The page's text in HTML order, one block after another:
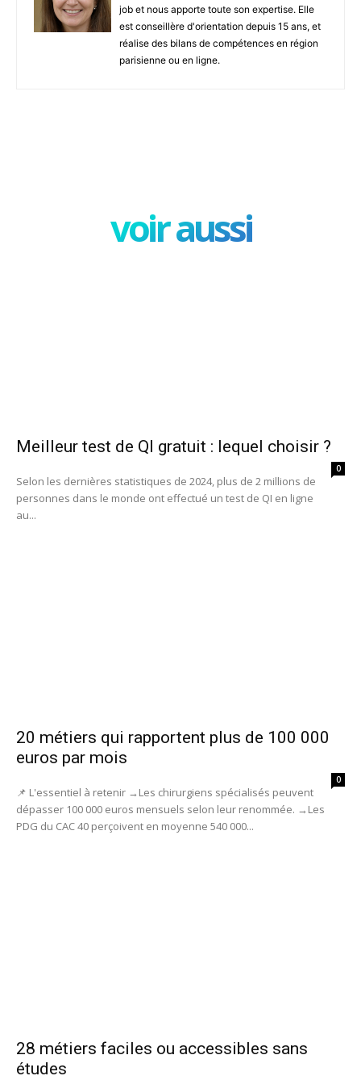
job et nous apporte toute son expertise. Elle
est conseillère d'orientation depuis 15 ans, et
réalise des bilans de compétences en région
parisienne ou en ligne.
voir aussi
Meilleur test de QI gratuit : lequel choisir ?
0
Selon les dernières statistiques de 2024, plus de 2 millions de
personnes dans le monde ont effectué un test de QI en ligne
au...
20 métiers qui rapportent plus de 100 000
euros par mois
0
📌 L'essentiel à retenir →Les chirurgiens spécialisés peuvent
dépasser 100 000 euros mensuels selon leur renommée. →Les
PDG du CAC 40 perçoivent en moyenne 540 000...
28 métiers faciles ou accessibles sans
études